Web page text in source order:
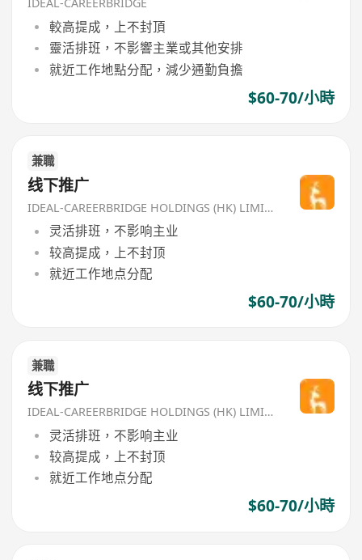
IDEAL-CAREERBRIDGE
較高提成，上不封頂
靈活排班，不影響主業或其他安排
就近工作地點分配，減少通勤負擔
$60-70/小時
兼職
线下推广
IDEAL-CAREERBRIDGE HOLDINGS (HK) LIMITED
灵活排班，不影响主业
较高提成，上不封顶
就近工作地点分配
$60-70/小時
兼職
线下推广
IDEAL-CAREERBRIDGE HOLDINGS (HK) LIMITED
灵活排班，不影响主业
较高提成，上不封顶
就近工作地点分配
$60-70/小時